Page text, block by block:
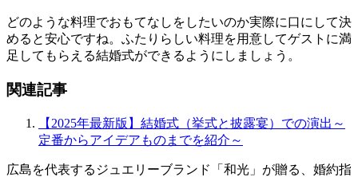
どのような料理でおもてなしをしたいのか実際に口にして決
めると安心ですね。ふたりらしい料理を用意してゲストに満
足してもらえる結婚式ができるようにしましょう。
関連記事
【2025年最新版】結婚式（挙式と披露宴）での演出～
定番からアイデアものまでを紹介～
広島を代表するジュエリーブランド「和光」が贈る、婚約指